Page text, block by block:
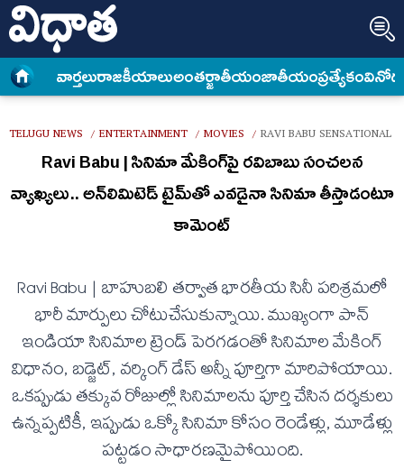
వార్త‌లురాజకీయాలుఅంత‌ర్జాతీయంజాతీయంప్రత్యేకం
TELUGU NEWS / ENTERTAINMENT / MOVIES / RAVI BABU SENSATIONAL
Ravi Babu | సినిమా మేకింగ్‌పై రవిబాబు సంచలన
వ్యాఖ్యలు.. అన్‌లిమిటెడ్ టైమ్‌తో ఎవడైనా సినిమా తీస్తాడంటూ
కామెంట్
Ravi Babu | బాహుబలి తర్వాత భారతీయ సినీ పరిశ్రమలో
భారీ మార్పులు చోటుచేసుకున్నాయి. ముఖ్యంగా పాన్
ఇండియా సినిమాల ట్రెండ్ పెరగడంతో సినిమాల మేకింగ్
విధానం, బడ్జెట్, వర్కింగ్ డేస్ అన్నీ పూర్తిగా మారిపోయాయి.
ఒకప్పుడు తక్కువ రోజుల్లో సినిమాలను పూర్తి చేసిన దర్శకులు
ఉన్నప్పటికీ, ఇప్పుడు ఒక్కో సినిమా కోసం రెండేళ్లు, మూడేళ్లు
పట్టడం సాధారణమైపోయింది.